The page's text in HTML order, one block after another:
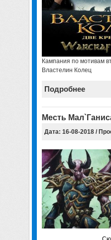
Кампания по мотивам
Властелин Колец
Подробнее
Месть
Дата: 16-08-2018 /